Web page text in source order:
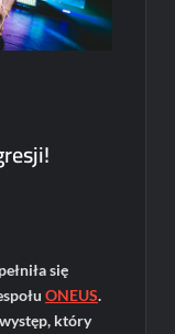
się
ONEUS.
który